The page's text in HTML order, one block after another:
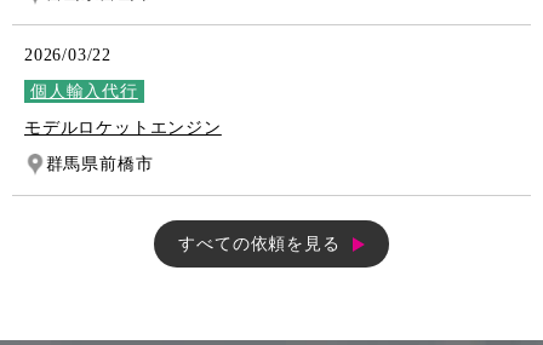
2026/03/22
個人輸入代行
モデルロケットエンジン
群馬県前橋市
すべての依頼を見る